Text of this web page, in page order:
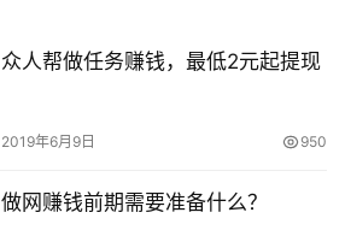
众人帮做任务赚钱，最低2元起提现
2019年6月9日 950
做网赚钱前期需要准备什么？